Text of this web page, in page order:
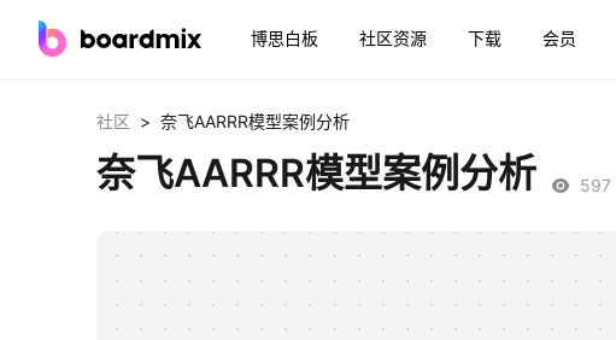
博思白板 社区资源 下载 会员
社区 > 奈飞AARRR模型案例分析
奈飞AARRR模型案例分析 597